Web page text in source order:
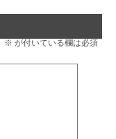
※ が付いている欄は必須